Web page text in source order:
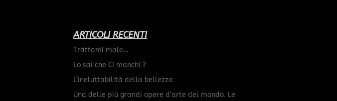
ARTICOLI RECENTI
Trattami male…
Lo sai che CI manchi ?
L’ineluttabilità della bellezza
Una delle più grandi opere d’arte del mondo. Le